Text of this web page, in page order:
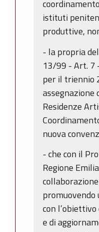
istituti
produttive,
- la propria
13/99 - Art. 7
per il triennio
Residenze
nuova
- che con il
Regione
promuovendo
con
e di